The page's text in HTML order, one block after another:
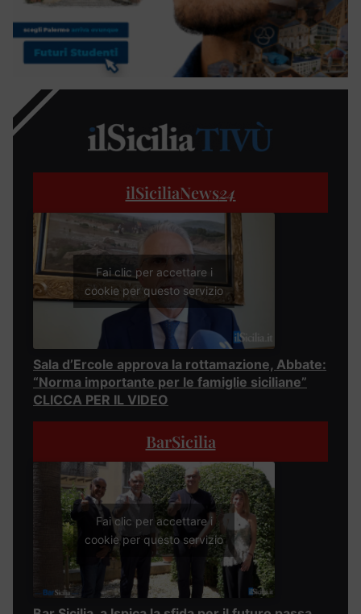
ilSiciliaNews24
Fai clic per accettare i
cookie per questo servizio
Sala d’Ercole approva la rottamazione, Abbate:
“Norma importante per le famiglie siciliane”
CLICCA PER IL VIDEO
BarSicilia
Fai clic per accettare i
cookie per questo servizio